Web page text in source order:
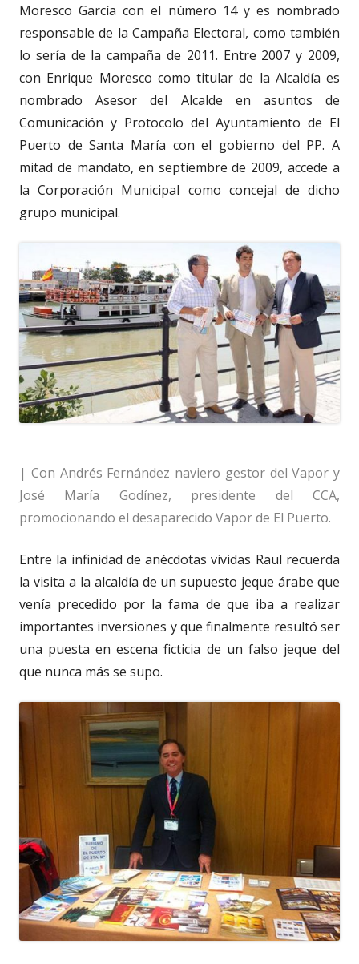
Moresco García con el número 14 y es nombrado
responsable de la Campaña Electoral, como también
lo sería de la campaña de 2011. Entre 2007 y 2009,
con Enrique Moresco como titular de la Alcaldía es
nombrado Asesor del Alcalde en asuntos de
Comunicación y Protocolo del Ayuntamiento de El
Puerto de Santa María con el gobierno del PP. A
mitad de mandato, en septiembre de 2009, accede a
la Corporación Municipal como concejal de dicho
grupo municipal.
| Con Andrés Fernández naviero gestor del Vapor y
José María Godínez, presidente del CCA,
promocionando el desaparecido Vapor de El Puerto.
Entre la infinidad de anécdotas vividas Raul recuerda
la visita a la alcaldía de un supuesto jeque árabe que
venía precedido por la fama de que iba a realizar
importantes inversiones y que finalmente resultó ser
una puesta en escena ficticia de un falso jeque del
que nunca más se supo.